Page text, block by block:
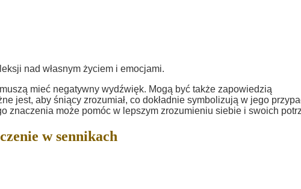
nad własnym życiem i emocjami.
mieć negatywny wydźwięk. Mogą być także zapowiedzią
jest, aby śniący zrozumiał, co dokładnie symbolizują w jego
znaczenia może pomóc w lepszym zrozumieniu siebie i swoich
w sennikach